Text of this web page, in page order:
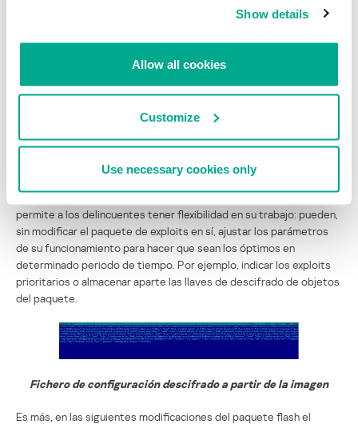
Show details
Allow all cookies
Customize
Use necessary cookies only
El fichero de configuración contiene las llaves e identificadores de
los exploits mencionados más arriba y que se pueden cargar al
equipo del usuario. La presencia de un fichero de configuración
permite a los delincuentes tener flexibilidad en su trabajo: pueden,
sin modificar el paquete de exploits en sí, ajustar los parámetros
de su funcionamiento para hacer que sean los óptimos en
determinado periodo de tiempo. Por ejemplo, indicar los exploits
prioritarios o almacenar aparte las llaves de descifrado de objetos
del paquete.
Fichero de configuración descifrado a partir de la imagen
Es más, en las siguientes modificaciones del paquete flash el